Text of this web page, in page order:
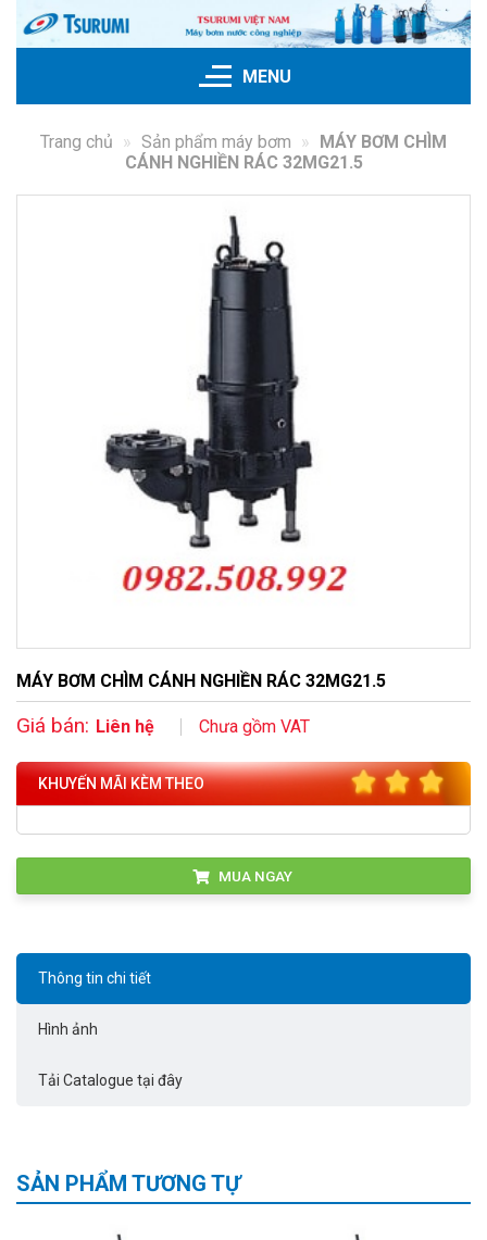
qua
MENU
Trang chủ » Sản phẩm máy bơm » MÁY BƠM CHÌM
CÁNH NGHIỀN RÁC 32MG21.5
MÁY BƠM CHÌM CÁNH NGHIỀN RÁC 32MG21.5
Giá bán: Liên hệ Chưa gồm VAT
KHUYẾN MÃI KÈM THEO
MUA NGAY
Thông tin chi tiết
Hình ảnh
Tải Catalogue tại đây
SẢN PHẨM TƯƠNG TỰ